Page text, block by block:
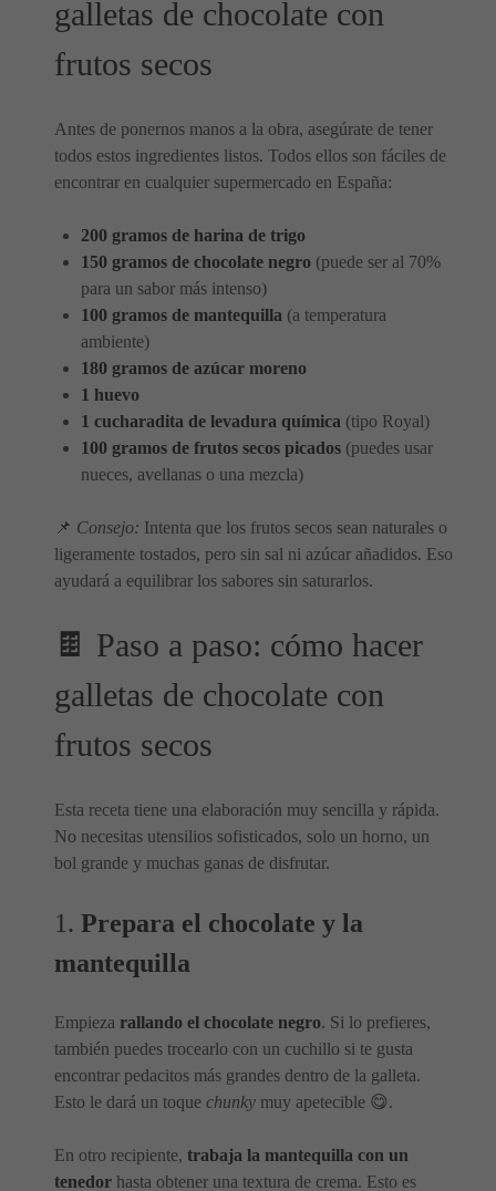
galletas de chocolate con
frutos secos
Antes de ponernos manos a la obra, asegúrate de tener
todos estos ingredientes listos. Todos ellos son fáciles de
encontrar en cualquier supermercado en España:
200 gramos de harina de trigo
150 gramos de chocolate negro (puede ser al 70%
para un sabor más intenso)
100 gramos de mantequilla (a temperatura
ambiente)
180 gramos de azúcar moreno
1 huevo
1 cucharadita de levadura química (tipo Royal)
100 gramos de frutos secos picados (puedes usar
nueces, avellanas o una mezcla)
📌 Consejo: Intenta que los frutos secos sean naturales o
ligeramente tostados, pero sin sal ni azúcar añadidos. Eso
ayudará a equilibrar los sabores sin saturarlos.
🍫 Paso a paso: cómo hacer
galletas de chocolate con
frutos secos
Esta receta tiene una elaboración muy sencilla y rápida.
No necesitas utensilios sofisticados, solo un horno, un
bol grande y muchas ganas de disfrutar.
1. Prepara el chocolate y la
mantequilla
Empieza rallando el chocolate negro. Si lo prefieres,
también puedes trocearlo con un cuchillo si te gusta
encontrar pedacitos más grandes dentro de la galleta.
Esto le dará un toque chunky muy apetecible 😋.
En otro recipiente, trabaja la mantequilla con un
tenedor hasta obtener una textura de crema. Esto es